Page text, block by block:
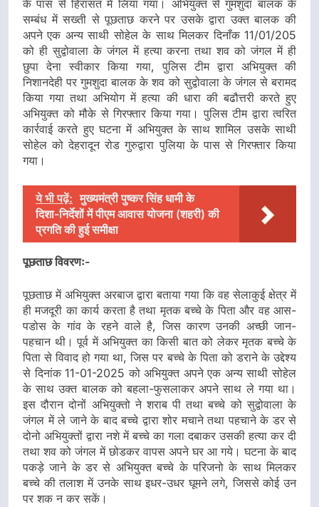
के पास से हिरासत में लिया गया। अभियुक्त से गुमशुदा बालक के
सम्बंध में सख्ती से पूछताछ करने पर उसके द्वारा उक्त बालक की
अपने एक अन्य साथी सोहेल के साथ मिलकर दिनाँक 11/01/205
को ही सुद्वोवाला के जंगल में हत्या करना तथा शव को जंगल में ही
छुपा देना स्वीकार किया गया, पुलिस टीम द्वारा अभियुक्त की
निशानदेही पर गुमशुदा बालक के शव को सुद्वोवाला के जंगल से बरामद
किया गया तथा अभियोग में हत्या की धारा की बढौत्तरी करते हुए
अभियुक्त को मौके से गिरफ्तार किया गया। पुलिस टीम द्वारा त्वरित
कार्रवाई करते हुए घटना में अभियुक्त के साथ शामिल उसके साथी
सोहेल को देहरादून रोड गुरुद्वारा पुलिया के पास से गिरफ्तार किया
गया।
ये भी पढ़ें: मुख्यमंत्री पुष्कर सिंह धामी के
दिशा-निर्देशों में पीएम आवास योजना (शहरी) की
प्रगति की हुई समीक्षा
पूछताछ विवरणः-
पूछताछ में अभियुक्त अरबाज द्वारा बताया गया कि वह सेलाकुई क्षेत्र में
ही मजदूरी का कार्य करता है तथा मृतक बच्चे के पिता और वह आस-
पडोस के गांव के रहने वाले है, जिस कारण उनकी अच्छी जान-
पहचान थी। पूर्व में अभियुक्त का किसी बात को लेकर मृतक बच्चे के
पिता से विवाद हो गया था, जिस पर बच्चे के पिता को डराने के उद्देश्य
से दिनांक 11-01-2025 को अभियुक्त अपने एक अन्य साथी सोहेल
के साथ उक्त बालक को बहला-फुसलाकर अपने साथ ले गया था।
इस दौरान दोनों अभियुक्तो ने शराब पी तथा बच्चे को सुद्वोवाला के
जंगल में ले जाने के बाद बच्चे द्वारा शोर मचाने तथा पहचाने के डर से
दोनो अभियुक्तों द्वारा नशे में बच्चे का गला दबाकर उसकी हत्या कर दी
तथा शव को जंगल में छोडकर वापस अपने घर आ गये। घटना के बाद
पकड़े जाने के डर से अभियुक्त बच्चे के परिजनो के साथ मिलकर
बच्चे की तलाश में उनके साथ इधर-उधर घूमने लगे, जिससे कोई उन
पर शक न कर सकें।